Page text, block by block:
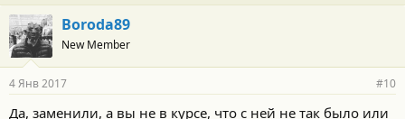
Boroda89
New Member
4 Янв 2017 #10
Да, заменили, а вы не в курсе, что с ней не так было или